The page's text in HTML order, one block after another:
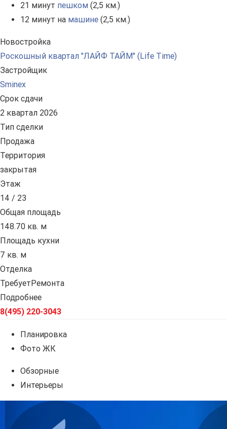
21 минут пешком (2,5 км.)
12 минут на машине (2,5 км.)
Новостройка
Роскошный квартал "ЛАЙФ ТАЙМ" (Life Time)
Застройщик
Sminex
Срок сдачи
2 квартал 2026
Тип сделки
Продажа
Территория
закрытая
Этаж
14 / 23
Общая площадь
148.70 кв. м
Площадь кухни
7 кв. м
Отделка
ТребуетРемонта
Подробнее
8(495) 220-3043
Планировка
Фото ЖК
Обзорные
Интерьеры